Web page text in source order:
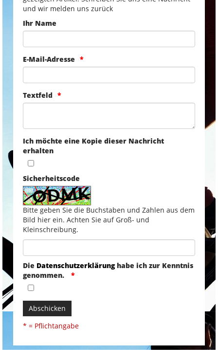
und wir melden uns zurück
Ihr Name
E-Mail-Adresse
Textfeld
Ich möchte eine Kopie dieser Nachricht
erhalten
Sicherheitscode
Bitte geben Sie die Buchstaben und Zahlen aus dem
Bild hier ein. Achten Sie auf Groß- und
Kleinschreibung.
Die Datenschutzerklärunghabe ich zur Kenntnis
genommen.
Abschicken
* = Pflichtangabe